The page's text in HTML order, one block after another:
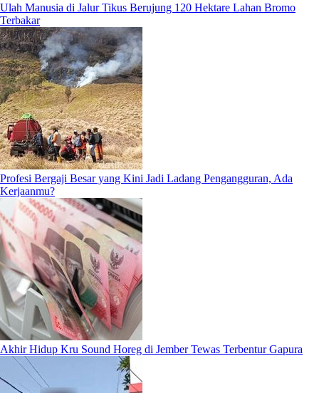
Ulah Manusia di Jalur Tikus Berujung 120 Hektare Lahan Bromo
Terbakar
Profesi Bergaji Besar yang Kini Jadi Ladang Pengangguran, Ada
Kerjaanmu?
Akhir Hidup Kru Sound Horeg di Jember Tewas Terbentur Gapura